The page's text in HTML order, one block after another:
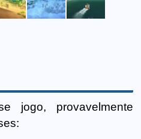
jogo, provavelmente